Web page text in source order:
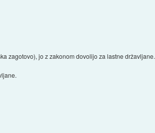
zagotovo), jo z zakonom dovolijo za lastne državljane.